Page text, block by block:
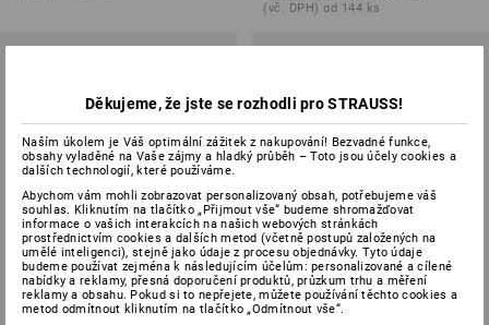
(vč. DPH) od 144 ks
Děkujeme, že jste se rozhodli pro STRAUSS!
Naším úkolem je Váš optimální zážitek z nakupování! Bezvadné funkce,
obsahy vyladěné na Vaše zájmy a hladký průběh – Toto jsou účely cookies a
dalších technologií, které používáme.
Abychom vám mohli zobrazovat personalizovaný obsah, potřebujeme váš
souhlas. Kliknutím na tlačítko „Přijmout vše“ budeme shromažďovat
informace o vašich interakcích na našich webových stránkách
prostřednictvím cookies a dalších metod (včetně postupů založených na
umělé inteligenci), stejně jako údaje z procesu objednávky. Tyto údaje
budeme používat zejména k následujícím účelům: personalizované a cílené
nabídky a reklamy, přesná doporučení produktů, průzkum trhu a měření
reklamy a obsahu. Pokud si to nepřejete, můžete používání těchto cookies a
metod odmítnout kliknutím na tlačítko „Odmítnout vše“.